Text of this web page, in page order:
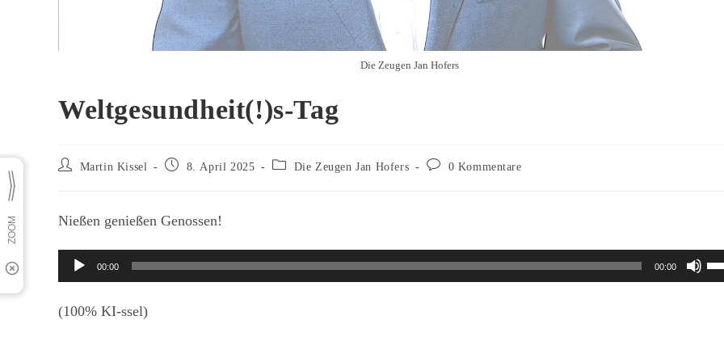
Die Zeugen Jan Hofers
Weltgesundheit(!)s-Tag
Beitrags-Martin Kissel
Beitrag8. April 2025
Beitrags-Die Zeugen Jan Hofers
Beitrags-0 Kommentare
Nießen genießen Genossen!
Audio-00:00 00:00
(100% KI-ssel)